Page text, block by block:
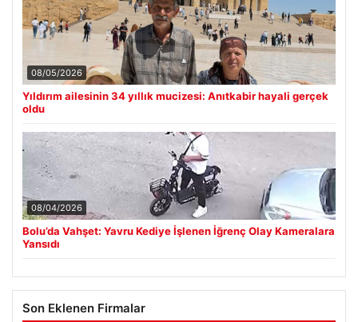
08/05/2026
Yıldırım ailesinin 34 yıllık mucizesi: Anıtkabir hayali gerçek
oldu
08/04/2026
Bolu’da Vahşet: Yavru Kediye İşlenen İğrenç Olay Kameralara
Yansıdı
Son Eklenen Firmalar